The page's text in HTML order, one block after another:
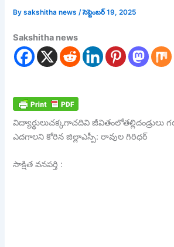
Bysakshitha news/సెప్టెంబర్ 19, 2025
Sakshitha news
విద్యార్థులుచక్కగాచదివి జీవితంలోతల్లిదండ్రులు
ఎదగాలని కోరిన జిల్లాఎస్పీ: రావుల గిరిధర్
సాక్షిత వనపర్తి :